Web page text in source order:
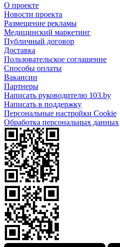
О проекте
Новости проекта
Размещение рекламы
Медицинский маркетинг
Публичный договор
Доставка
Пользовательское соглашение
Способы оплаты
Вакансии
Партнеры
Написать руководителю 103.by
Написать в поддержку
Персональные настройки Cookie
Обработка персональных данных